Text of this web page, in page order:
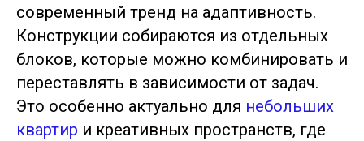
современный тренд на адаптивность.
Конструкции собираются из отдельных
блоков, которые можно комбинировать и
переставлять в зависимости от задач.
Это особенно актуально для небольших
квартир и креативных пространств, где